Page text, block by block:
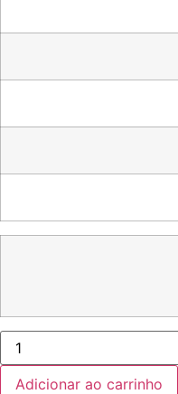
Óculos
Serenidade
quantidade
Adicionar ao carrinho